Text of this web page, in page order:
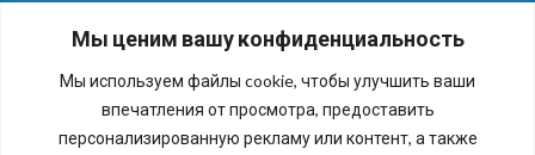
Мы ценим вашу конфиденциальность
Мы используем файлы cookie, чтобы улучшить ваши
впечатления от просмотра, предоставить
персонализированную рекламу или контент, а также
Последние номера наших газет